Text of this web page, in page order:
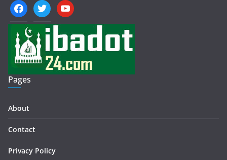
facebooktwitter youtube
Pages
About
Contact
Privacy Policy